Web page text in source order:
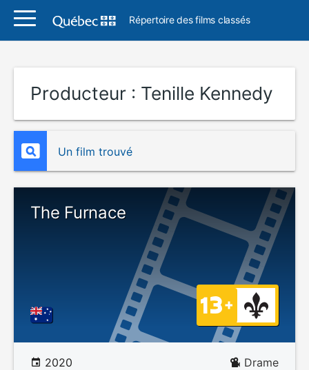
Répertoire des films classés
Producteur : Tenille Kennedy
Un film trouvé
The Furnace
2020 Drame